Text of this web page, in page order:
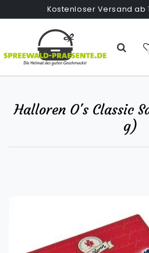
Kostenloser Versand ab
Halloren O's Classic
g)